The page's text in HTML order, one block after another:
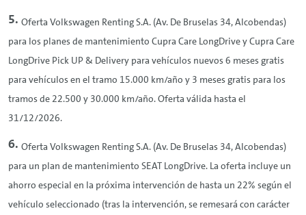
Oferta Volkswagen RentingS.A. (Av. De Bruselas 34, Alcobendas)
para los planes de mantenimiento Cupra Care LongDrive y Cupra Care
LongDrive Pick UP & Delivery para vehículos nuevos 6 meses gratis
para vehículos en el tramo 15.000 km/año y 3 meses gratis para los
tramos de 22.500 y 30.000 km/año. Oferta válida hasta el
31/12/2026.
Oferta Volkswagen RentingS.A. (Av. De Bruselas 34, Alcobendas)
para un plan de mantenimiento SEAT LongDrive. La oferta incluye un
ahorro especial en la próxima intervención de hasta un 22% según el
vehículo seleccionado (tras la intervención, se remesará con carácter